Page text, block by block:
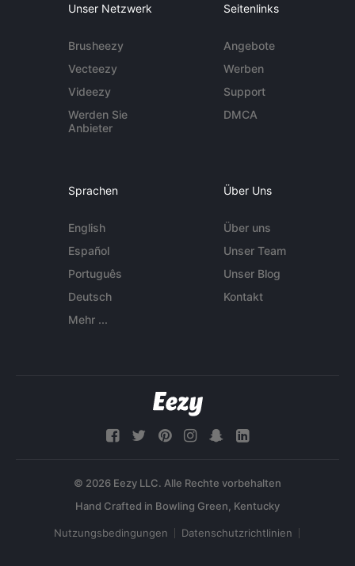
Unser Netzwerk
Brusheezy
Vecteezy
Videezy
Werden Sie
Anbieter
Seitenlinks
Angebote
Werben
Support
DMCA
Sprachen
English
Español
Português
Deutsch
Mehr ...
Über Uns
Über uns
Unser Team
Unser Blog
Kontakt
© 2026 Eezy LLC. Alle Rechte vorbehalten
Nutzungsbedingungen Datenschutzrichtlinien